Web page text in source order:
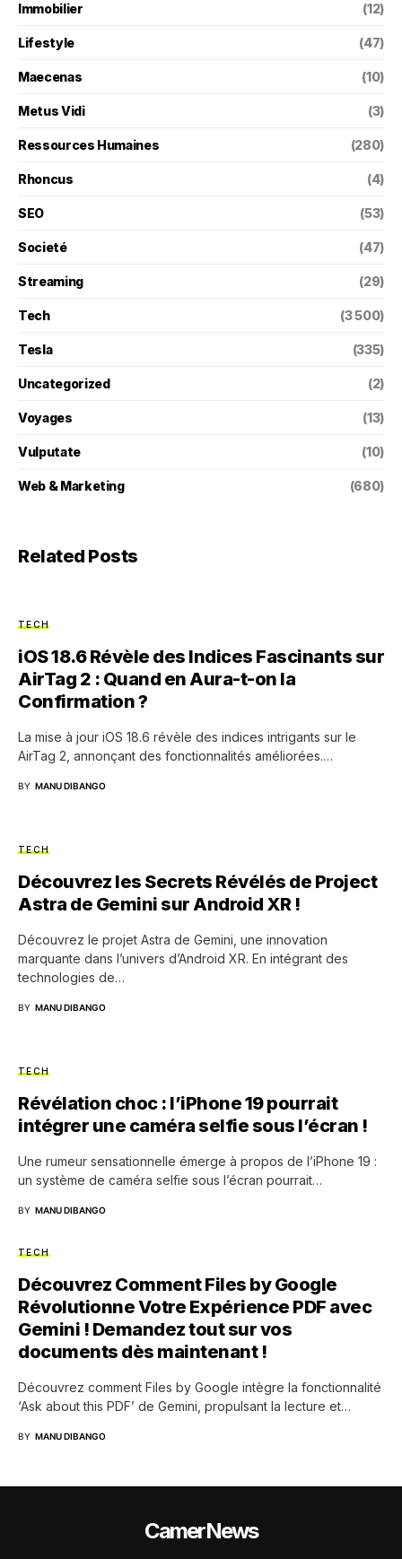
Immobilier (12)
Lifestyle (47)
Maecenas (10)
Metus Vidi (3)
Ressources Humaines (280)
Rhoncus (4)
SEO (53)
Societé (47)
Streaming (29)
Tech (3 500)
Tesla (335)
Uncategorized (2)
Voyages (13)
Vulputate (10)
Web & Marketing (680)
Related Posts
TECH
iOS 18.6 Révèle des Indices Fascinants sur
AirTag 2 : Quand en Aura-t-on la
Confirmation ?
La mise à jour iOS 18.6 révèle des indices intrigants sur le
AirTag 2, annonçant des fonctionnalités améliorées.…
BY MANU DIBANGO
TECH
Découvrez les Secrets Révélés de Project
Astra de Gemini sur Android XR !
Découvrez le projet Astra de Gemini, une innovation
marquante dans l’univers d’Android XR. En intégrant des
technologies de…
BY MANU DIBANGO
TECH
Révélation choc : l’iPhone 19 pourrait
intégrer une caméra selfie sous l’écran !
Une rumeur sensationnelle émerge à propos de l’iPhone 19 :
un système de caméra selfie sous l’écran pourrait…
BY MANU DIBANGO
TECH
Découvrez Comment Files by Google
Révolutionne Votre Expérience PDF avec
Gemini ! Demandez tout sur vos
documents dès maintenant !
Découvrez comment Files by Google intègre la fonctionnalité
‘Ask about this PDF’ de Gemini, propulsant la lecture et…
BY MANU DIBANGO
CamerNews